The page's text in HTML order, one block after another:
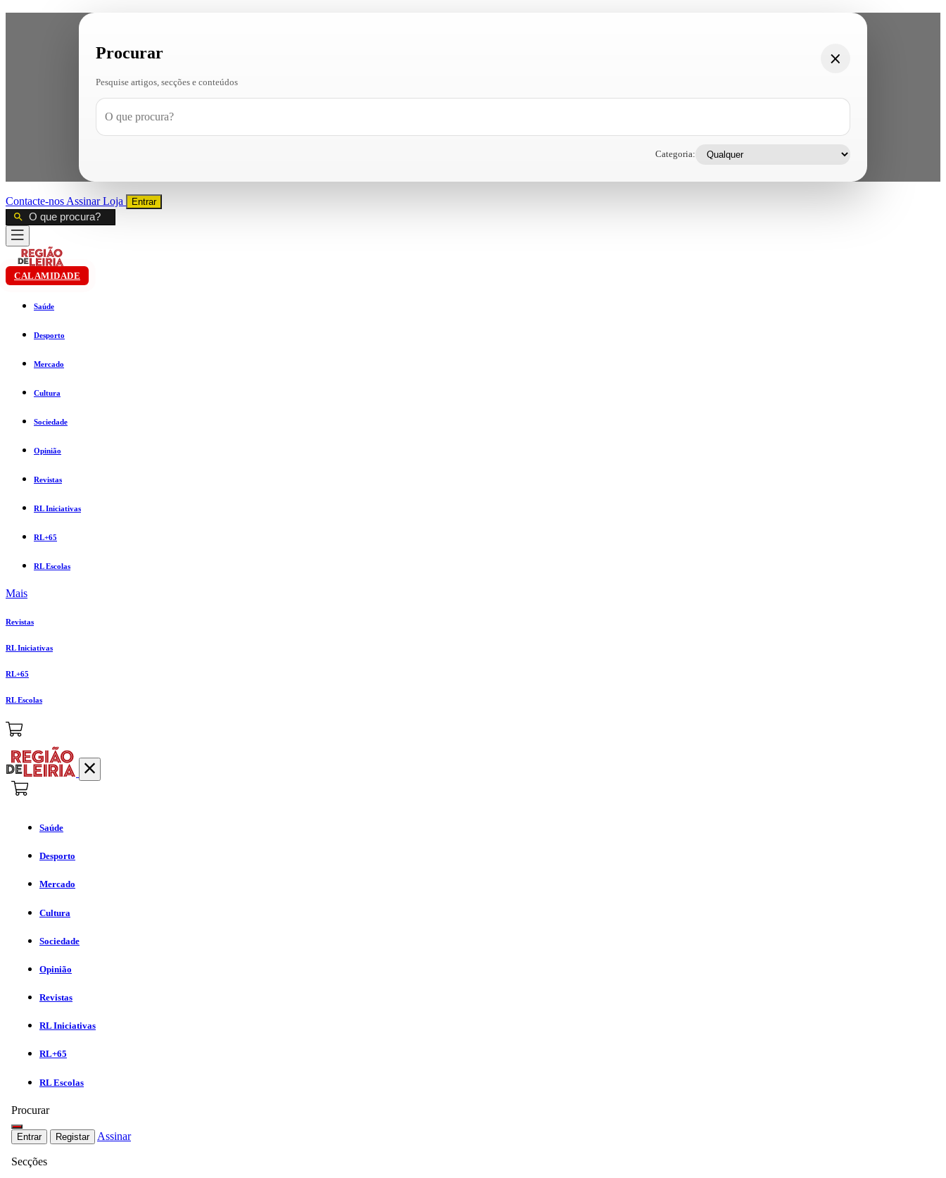
Procurar
Pesquise artigos, secções e conteúdos
Categoria:
Contacte-nos AssinarLoja Entrar
CALAMIDADE
Saúde
Desporto
Mercado
Cultura
Sociedade
Opinião
Revistas
RL Iniciativas
RL+65
RL Escolas
Mais
Revistas
RL Iniciativas
RL+65
RL Escolas
Saúde
Desporto
Mercado
Cultura
Sociedade
Opinião
Revistas
RL Iniciativas
RL+65
RL Escolas
Procurar
Entrar Registar Assinar
Secções